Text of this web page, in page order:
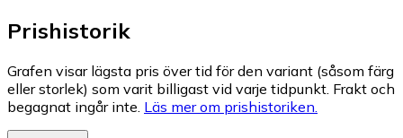
Prishistorik
Grafen visar lägsta pris över tid för den variant (såsom färg
eller storlek) som varit billigast vid varje tidpunkt. Frakt och
begagnat ingår inte. Läs mer om prishistoriken.